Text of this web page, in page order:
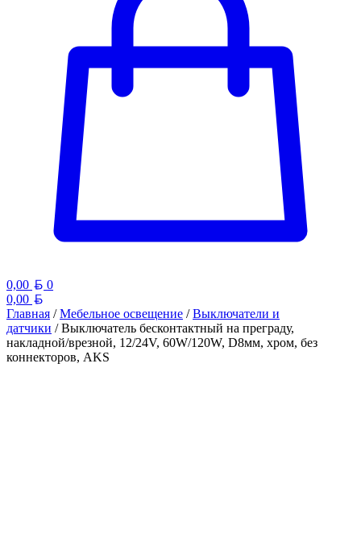
0,00 Белорусский рубль
0
0,00
Главная /Мебельное освещение /Выключатели и
датчики / Выключатель бесконтактный на преграду,
накладной/врезной, 12/24V, 60W/120W, D8мм, хром, без
коннекторов, AKS